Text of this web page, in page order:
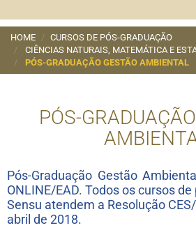
HOME
CURSOS DE PÓS-GRADUAÇÃO
CIÊNCIAS NATURAIS, MATEMÁTICA E
PÓS-GRADUAÇÃO GESTÃO AMBIENTAL
PÓS-
Pós-Graduação Gestão
ONLINE/EAD. Todos os cursos
Sensu atendem a Resolução
abril de 2018.